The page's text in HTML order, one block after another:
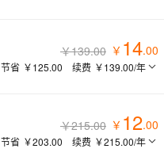
￥139.00 ￥ 14.00
节省 ￥125.00 续费 ￥139.00/年
￥215.00 ￥ 12.00
节省 ￥203.00 续费 ￥215.00/年